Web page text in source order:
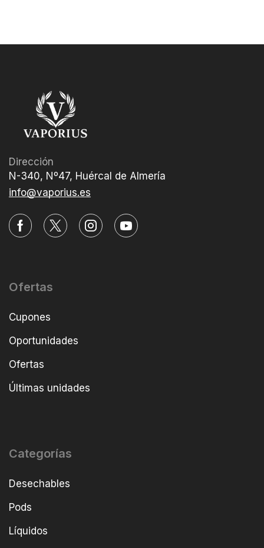
Dirección
N-340, Nº47, Huércal de Almería
info@vaporius.es
Ofertas
Cupones
Oportunidades
Ofertas
Últimas unidades
Categorías
Desechables
Pods
Líquidos